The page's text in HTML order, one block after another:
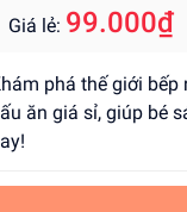
Giá lẻ: 99.000₫
phá thế giới
ăn giá sỉ, giúp bé